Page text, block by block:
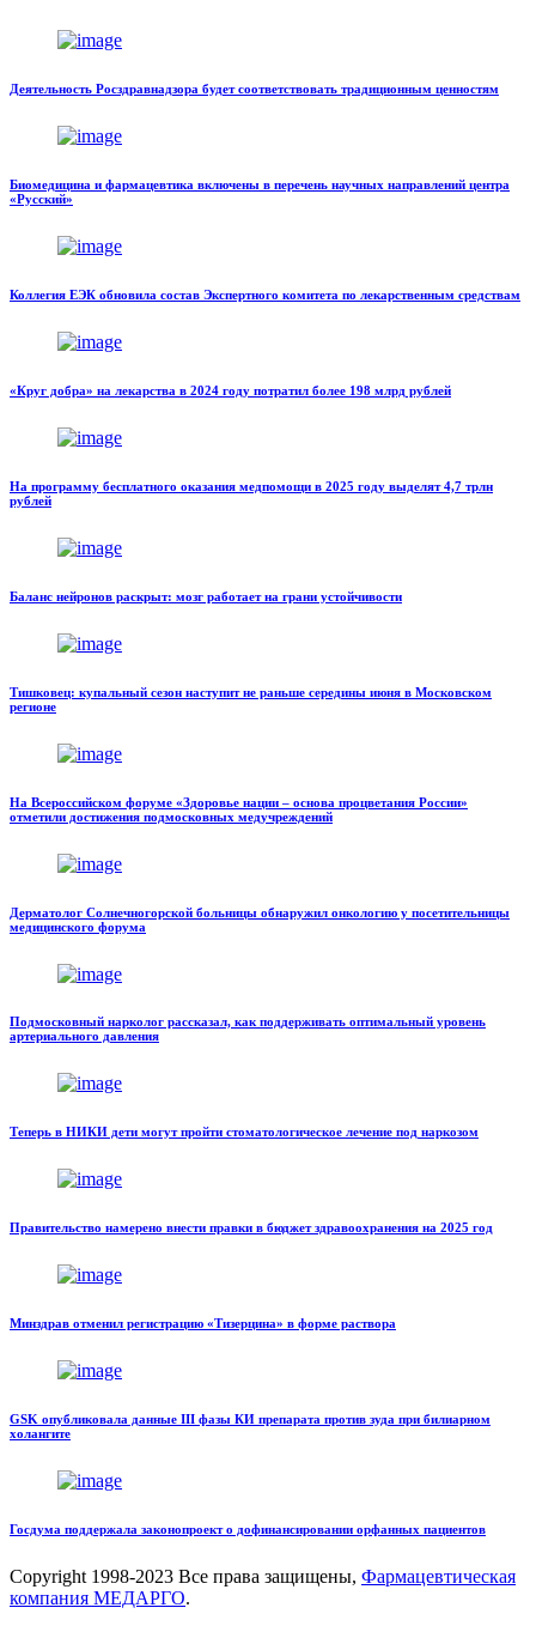
Деятельность Росздравнадзора будет соответствовать традиционным ценностям
Биомедицина и фармацевтика включены в перечень научных направлений центра
«Русский»
Коллегия ЕЭК обновила состав Экспертного комитета по лекарственным средствам
«Круг добра» на лекарства в 2024 году потратил более 198 млрд рублей
На программу бесплатного оказания медпомощи в 2025 году выделят 4,7 трлн
рублей
Баланс нейронов раскрыт: мозг работает на грани устойчивости
Тишковец: купальный сезон наступит не раньше середины июня в Московском
регионе
На Всероссийском форуме «Здоровье нации – основа процветания России»
отметили достижения подмосковных медучреждений
Дерматолог Солнечногорской больницы обнаружил онкологию у посетительницы
медицинского форума
Подмосковный нарколог рассказал, как поддерживать оптимальный уровень
артериального давления
Теперь в НИКИ дети могут пройти стоматологическое лечение под наркозом
Правительство намерено внести правки в бюджет здравоохранения на 2025 год
Минздрав отменил регистрацию «Тизерцина» в форме раствора
GSK опубликовала данные III фазы КИ препарата против зуда при билиарном
холангите
Госдума поддержала законопроект о дофинансировании орфанных пациентов
Copyright 1998-2023 Все права защищены, Фармацевтическая
компания МЕДАРГО.